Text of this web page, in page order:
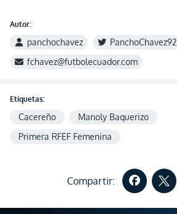
Autor:
panchochavez
PanchoChavez92
fchavez@futbolecuador.com
Etiquetas:
Cacereño
Manoly Baquerizo
Primera RFEF Femenina
Compartir: